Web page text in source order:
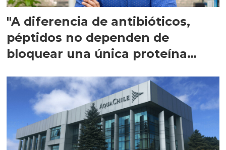
"A diferencia de antibióticos,
péptidos no dependen de
bloquear una única proteína